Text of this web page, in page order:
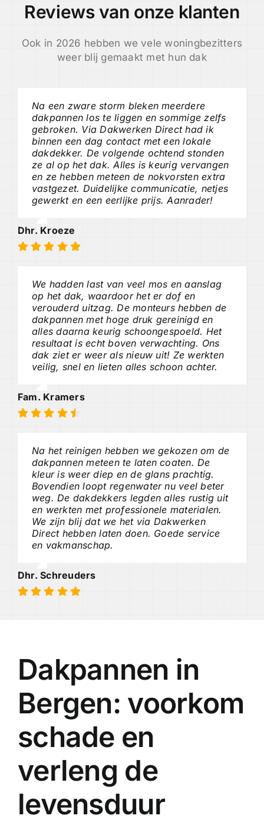
Reviews van onze klanten
Ook in 2026 hebben we vele woningbezitters
weer blij gemaakt met hun dak
Na een zware storm bleken meerdere
dakpannen los te liggen en sommige zelfs
gebroken. Via Dakwerken Direct had ik
binnen een dag contact met een lokale
dakdekker. De volgende ochtend stonden
ze al op het dak. Alles is keurig vervangen
en ze hebben meteen de nokvorsten extra
vastgezet. Duidelijke communicatie, netjes
gewerkt en een eerlijke prijs. Aanrader!
Dhr. Kroeze
We hadden last van veel mos en aanslag
op het dak, waardoor het er dof en
verouderd uitzag. De monteurs hebben de
dakpannen met hoge druk gereinigd en
alles daarna keurig schoongespoeld. Het
resultaat is echt boven verwachting. Ons
dak ziet er weer als nieuw uit! Ze werkten
veilig, snel en lieten alles schoon achter.
Fam. Kramers
Na het reinigen hebben we gekozen om de
dakpannen meteen te laten coaten. De
kleur is weer diep en de glans prachtig.
Bovendien loopt regenwater nu veel beter
weg. De dakdekkers legden alles rustig uit
en werkten met professionele materialen.
We zijn blij dat we het via Dakwerken
Direct hebben laten doen. Goede service
en vakmanschap.
Dhr. Schreuders
Dakpannen in
Bergen: voorkom
schade en
verleng de
levensduur